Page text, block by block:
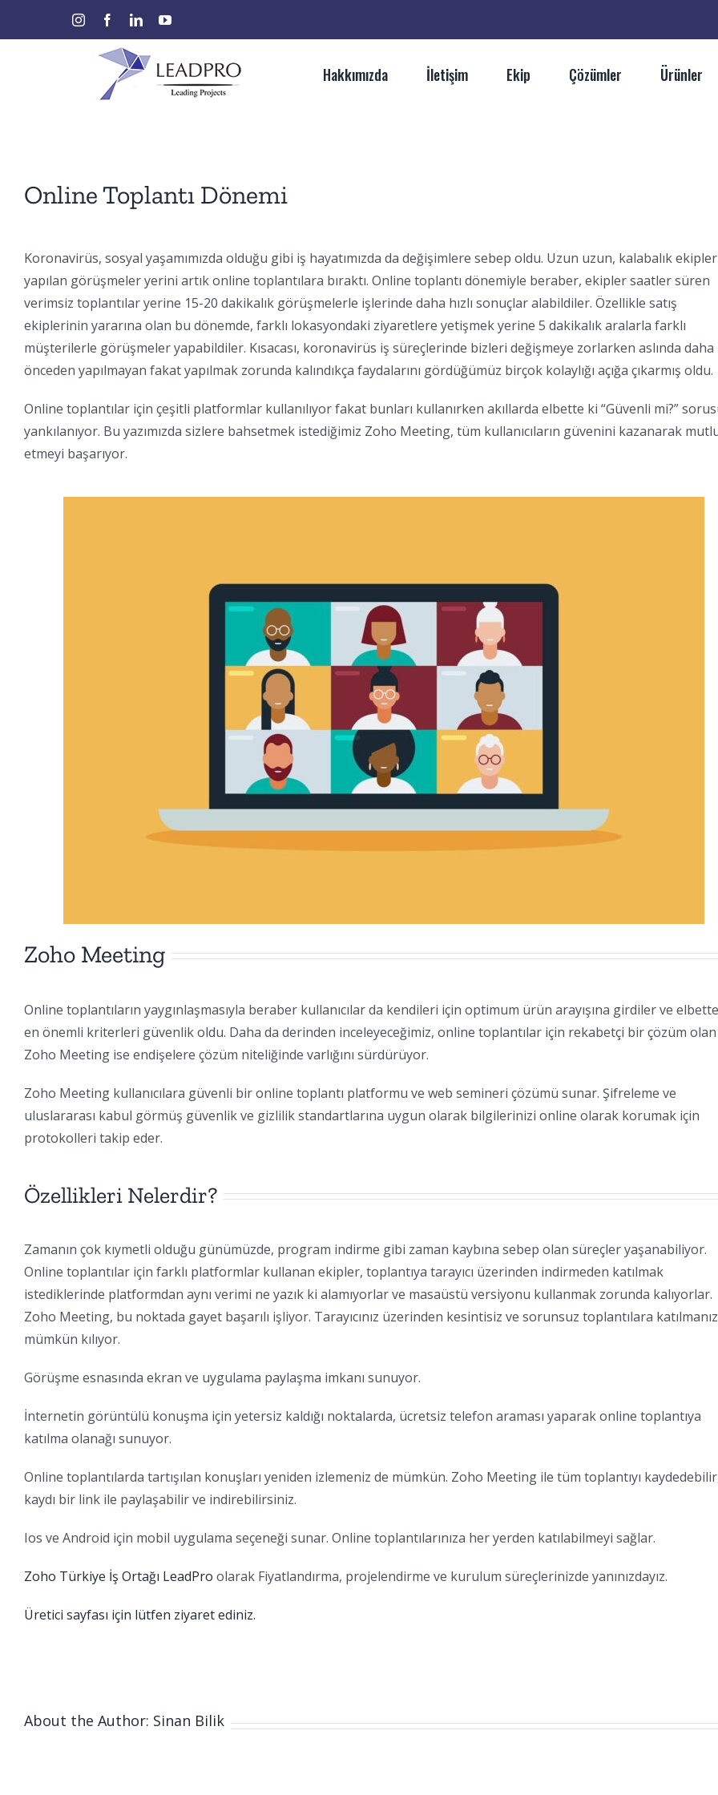
instagramfacebooklinkedinyoutube
Hakkımızda İletişim Ekip Çözümler Ürünler
Online Toplantı Dönemi
Koronavirüs, sosyal yaşamımızda olduğu gibi iş hayatımızda da değişimlere sebep oldu. Uzun uzun, kalabalık
yapılan görüşmeler yerini artık online toplantılara bıraktı. Online toplantı dönemiyle beraber, ekipler saatler süren
verimsiz toplantılar yerine 15-20 dakikalık görüşmelerle işlerinde daha hızlı sonuçlar alabildiler. Özellikle satış
ekiplerinin yararına olan bu dönemde, farklı lokasyondaki ziyaretlere yetişmek yerine 5 dakikalık aralarla farklı
müşterilerle görüşmeler yapabildiler. Kısacası, koronavirüs iş süreçlerinde bizleri değişmeye zorlarken aslında daha
önceden yapılmayan fakat yapılmak zorunda kalındıkça faydalarını gördüğümüz birçok kolaylığı açığa çıkarmış oldu.
Online toplantılar için çeşitli platformlar kullanılıyor fakat bunları kullanırken akıllarda elbette ki “Güvenli mi?”
yankılanıyor. Bu yazımızda sizlere bahsetmek istediğimiz Zoho Meeting, tüm kullanıcıların güvenini kazanarak
etmeyi başarıyor.
Zoho Meeting
Online toplantıların yaygınlaşmasıyla beraber kullanıcılar da kendileri için optimum ürün arayışına girdiler ve
en önemli kriterleri güvenlik oldu. Daha da derinden inceleyeceğimiz, online toplantılar için rekabetçi bir çözüm olan
Zoho Meeting ise endişelere çözüm niteliğinde varlığını sürdürüyor.
Zoho Meeting kullanıcılara güvenli bir online toplantı platformu ve web semineri çözümü sunar. Şifreleme ve
uluslararası kabul görmüş güvenlik ve gizlilik standartlarına uygun olarak bilgilerinizi online olarak korumak için
protokolleri takip eder.
Özellikleri Nelerdir?
Zamanın çok kıymetli olduğu günümüzde, program indirme gibi zaman kaybına sebep olan süreçler yaşanabiliyor.
Online toplantılar için farklı platformlar kullanan ekipler, toplantıya tarayıcı üzerinden indirmeden katılmak
istediklerinde platformdan aynı verimi ne yazık ki alamıyorlar ve masaüstü versiyonu kullanmak zorunda kalıyorlar.
Zoho Meeting, bu noktada gayet başarılı işliyor. Tarayıcınız üzerinden kesintisiz ve sorunsuz toplantılara
mümkün kılıyor.
Görüşme esnasında ekran ve uygulama paylaşma imkanı sunuyor.
İnternetin görüntülü konuşma için yetersiz kaldığı noktalarda, ücretsiz telefon araması yaparak online toplantıya
katılma olanağı sunuyor.
Online toplantılarda tartışılan konuşları yeniden izlemeniz de mümkün. Zoho Meeting ile tüm toplantıyı
kaydı bir link ile paylaşabilir ve indirebilirsiniz.
Ios ve Android için mobil uygulama seçeneği sunar. Online toplantılarınıza her yerden katılabilmeyi sağlar.
Zoho Türkiye İş Ortağı LeadPro olarak Fiyatlandırma, projelendirme ve kurulum süreçlerinizde yanınızdayız.
Üretici sayfası için lütfen ziyaret ediniz.
About the Author: Sinan Bilik